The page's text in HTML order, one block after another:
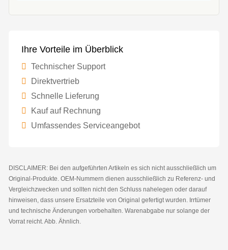
Ihre Vorteile im Überblick
Technischer Support
Direktvertrieb
Schnelle Lieferung
Kauf auf Rechnung
Umfassendes Serviceangebot
DISCLAIMER: Bei den aufgeführten Artikeln es sich nicht ausschließlich um
Original-Produkte. OEM-Nummern dienen ausschließlich zu Referenz- und
Vergleichzwecken und sollten nicht den Schluss nahelegen oder darauf
hinweisen, dass unsere Ersatzteile von Original gefertigt wurden. Irrtümer
und technische Änderungen vorbehalten. Warenabgabe nur solange der
Vorrat reicht. Abb. Ähnlich.